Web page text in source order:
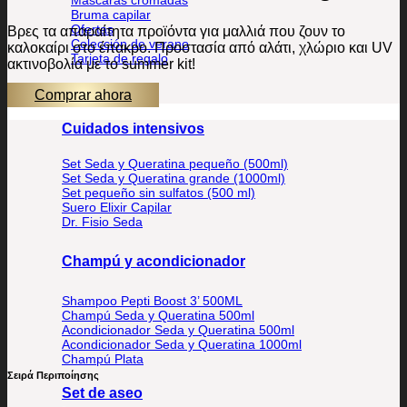
Bruma capilar
Ofertas
Colección de verano
Tarjeta de regalo
Cuidados intensivos
Set Seda y Queratina pequeño (500ml)
Set Seda y Queratina grande (1000ml)
Set pequeño sin sulfatos (500 ml)
Suero Elixir Capilar
Dr. Fisio Seda
Champú y acondicionador
Shampoo Pepti Boost 3’ 500ML
Champú Seda y Queratina 500ml
Acondicionador Seda y Queratina 500ml
Acondicionador Seda y Queratina 1000ml
Champú Plata
Set de aseo
Βρες τα απαραίτητα προϊόντα για μαλλιά που ζουν το
καλοκαίρι στο έπακρο. Προστασία από αλάτι, χλώριο και UV
ακτινοβολία με το summer kit!
Comprar ahora
Σειρά Περιποίησης